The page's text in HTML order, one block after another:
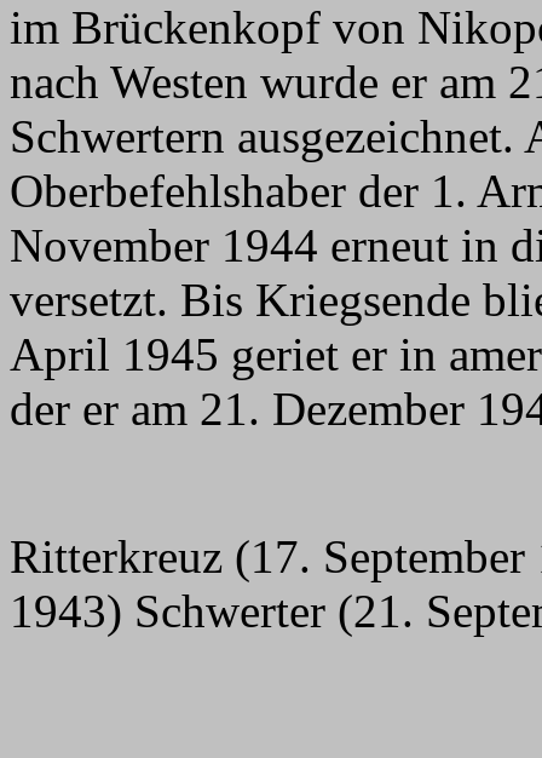
im Brückenkopf von
nach Westen wurde er am
Schwertern
Oberbefehlshaber der 1.
November 1944 erneut in
versetzt. Bis Kriegsende
April 1945 geriet er in
der er am 21. Dezember
Ritterkreuz (17.
1943) Schwerter (21.